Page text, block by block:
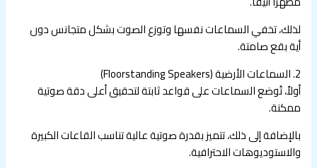
لذلك، تخفي السماعات نفسها وتوزع الصوت بشكل متجانس دون
أية بقع صامتة.
2. السماعات الأرضية (Floorstanding Speakers)
أولاً، تُوضع السماعات على قواعد ثابتة لتحقيق أعلى دقة صوتية
ممكنة.
بالإضافة إلى ذلك، تتميز بقدرة صوتية عالية تناسب القاعات الكبيرة
والاستوديوهات الاحترافية.